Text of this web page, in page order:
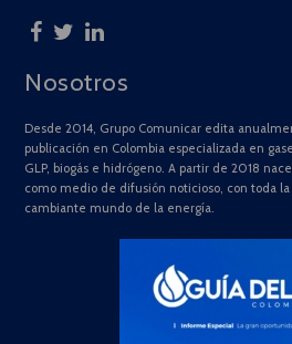
Nosotros
Desde 2014, Grupo Comunicar edita
publicación en Colombia especializada en
GLP, biogás e hidrógeno. A partir de 2018
como medio de difusión noticioso, con toda
cambiante mundo de la energía.